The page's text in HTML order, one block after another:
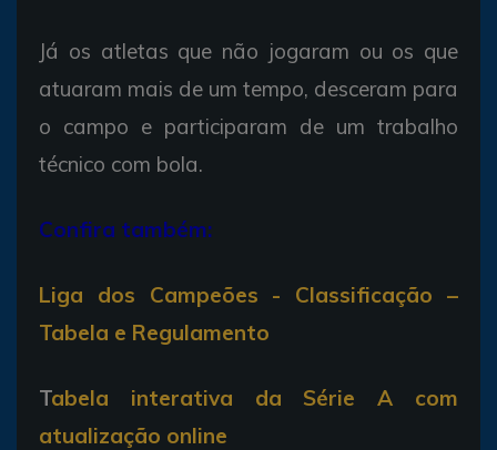
Já os atletas que não jogaram ou os que
atuaram mais de um tempo, desceram para
o campo e participaram de um trabalho
técnico com bola.
Confira também:
Liga dos Campeões - Classificação –
Tabela e Regulamento
Tabela interativa da Série A com
atualização online